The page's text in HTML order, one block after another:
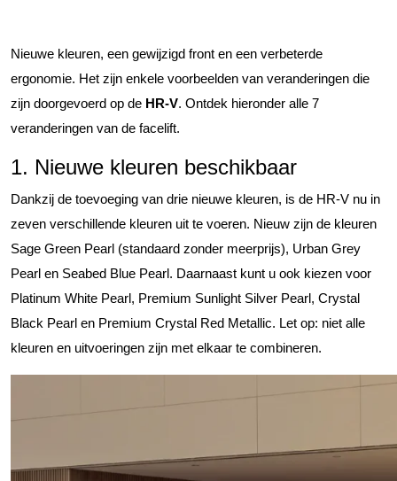
Nieuwe kleuren, een gewijzigd front en een verbeterde
ergonomie. Het zijn enkele voorbeelden van veranderingen die
zijn doorgevoerd op de HR-V. Ontdek hieronder alle 7
veranderingen van de facelift.
1. Nieuwe kleuren beschikbaar
Dankzij de toevoeging van drie nieuwe kleuren, is de HR-V nu in
zeven verschillende kleuren uit te voeren. Nieuw zijn de kleuren
Sage Green Pearl (standaard zonder meerprijs), Urban Grey
Pearl en Seabed Blue Pearl. Daarnaast kunt u ook kiezen voor
Platinum White Pearl, Premium Sunlight Silver Pearl, Crystal
Black Pearl en Premium Crystal Red Metallic. Let op: niet alle
kleuren en uitvoeringen zijn met elkaar te combineren.